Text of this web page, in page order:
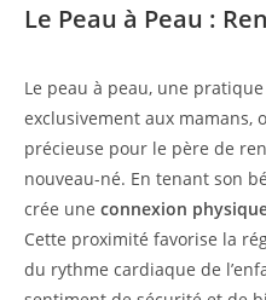
Le Peau à Peau :
Le peau à peau, une
exclusivement aux mamans,
précieuse pour le père de
nouveau-né. En tenant son
crée une connexion
Cette proximité favorise la
du rythme cardiaque de